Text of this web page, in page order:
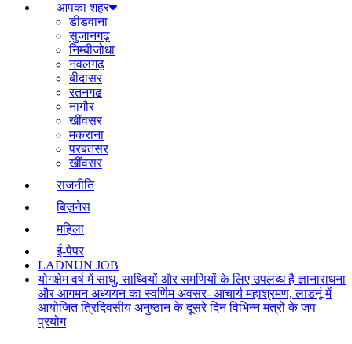
आपका शहर
डीडवाना
सुजानगढ़
निम्बीजोधा
नवलगढ़
बीदासर
रतनगढ
नागौर
खींवसर
मकराना
परबतसर
खींवसर
राजनीति
बिज़नेस
महिला
ई-पेपर
LADNUN JOB
योगक्षेम वर्ष में साधु, साध्वियों और समणियों के लिए उपलब्ध है ज्ञानाराधना
और आगमन अध्ययन का स्वर्णिम अवसर- आचार्य महाश्रमण, लाडनूं में
आयोजित त्रिदिवसीय अनुष्ठान के दूसरे दिन विभिन्न मंत्रों के जप
प्रयोग